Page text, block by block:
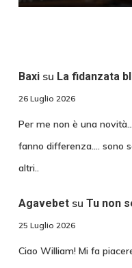
Baxisu La fidanzata
26 Luglio 2026
Per me non è una
fanno differenza.... sono
altri..
Agavebetsu Tu non
25 Luglio 2026
Ciao William! Mi fa